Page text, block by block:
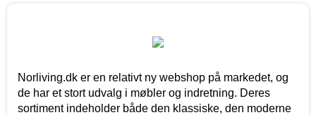
Norliving.dk er en relativt ny webshop på markedet, og
de har et stort udvalg i møbler og indretning. Deres
sortiment indeholder både den klassiske, den moderne